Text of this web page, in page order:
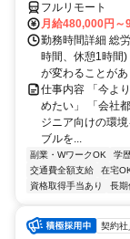
フルリモート
月給480,000円～
勤務時間詳細 総
時間、休憩1時間
が変わることが
仕事内容 「今よ
めたい」 「会社
ジニア向けの環
ブルを...
副業・WワークOK 学
交通費全額支給
在宅
資格取得手当あり
長期
契約社